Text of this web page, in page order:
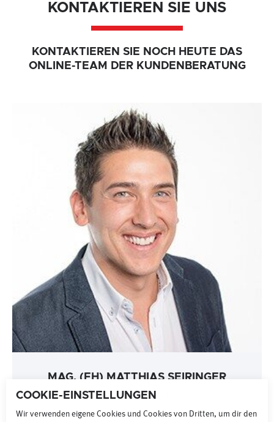
KONTAKTIEREN SIE UNS
KONTAKTIEREN SIE NOCH HEUTE DAS
ONLINE-TEAM DER KUNDENBERATUNG
MAG. (FH) MATTHIAS SEIRINGER
Leitung Sales Online
COOKIE-EINSTELLUNGEN
Wir verwenden eigene Cookies und Cookies von Dritten, um dir den